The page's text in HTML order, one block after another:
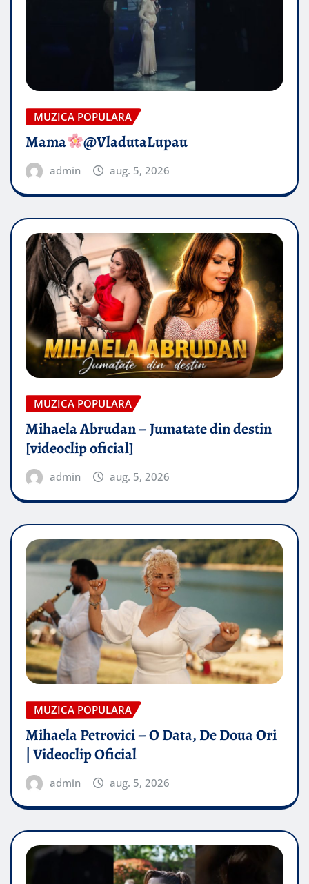
MUZICA POPULARA
Mama @VladutaLupau
admin aug. 5, 2026
MUZICA POPULARA
Mihaela Abrudan – Jumatate din destin
[videoclip oficial]
admin aug. 5, 2026
MUZICA POPULARA
Mihaela Petrovici – O Data, De Doua Ori
| Videoclip Oficial
admin aug. 5, 2026